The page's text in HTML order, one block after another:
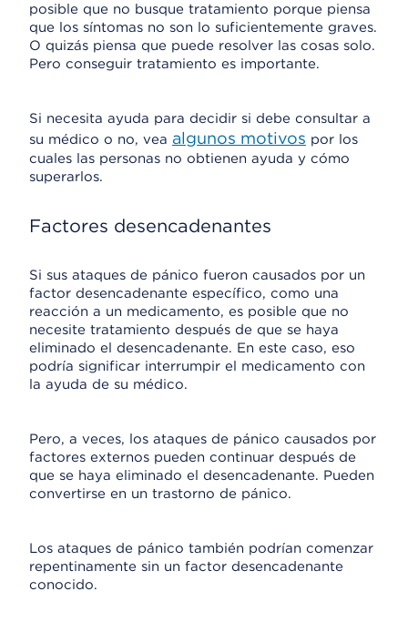
posible que no busque tratamiento porque piensa
que los síntomas no son lo suficientemente graves.
O quizás piensa que puede resolver las cosas solo.
Pero conseguir tratamiento es importante.
Si necesita ayuda para decidir si debe consultar a
su médico o no, vea algunos motivos por los
cuales las personas no obtienen ayuda y cómo
superarlos.
Factores desencadenantes
Si sus ataques de pánico fueron causados por un
factor desencadenante específico, como una
reacción a un medicamento, es posible que no
necesite tratamiento después de que se haya
eliminado el desencadenante. En este caso, eso
podría significar interrumpir el medicamento con
la ayuda de su médico.
Pero, a veces, los ataques de pánico causados por
factores externos pueden continuar después de
que se haya eliminado el desencadenante. Pueden
convertirse en un trastorno de pánico.
Los ataques de pánico también podrían comenzar
repentinamente sin un factor desencadenante
conocido.